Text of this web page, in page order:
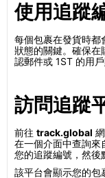
使用追蹤
每個包裹在發貨時都
狀態的關鍵。確保在
認郵件或 1ST 的用戶
訪問追蹤
前往 track.global
在一個介面中查詢來
您的追蹤編號，然後
該平台會顯示您的包